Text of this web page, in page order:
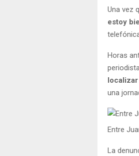
Una vez
estoy
Horas
una
Entre
La